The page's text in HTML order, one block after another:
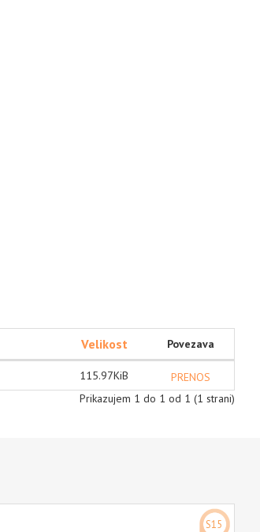
Velikost Povezava
115.97KiB
PRENOS
Prikazujem 1 do 1 od 1 (1 strani)
S15